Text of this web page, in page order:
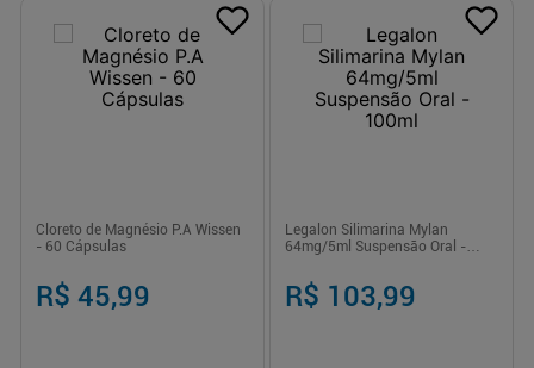
Cloreto de Magnésio P.A Wissen
- 60 Cápsulas
R$ 45,99
Legalon Silimarina Mylan
64mg/5ml Suspensão Oral -
R$ 103,99